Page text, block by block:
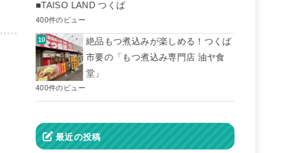
■TAISO LAND つくば
400件のビュー
絶品もつ煮込みが楽しめる！つくば
市要の「もつ煮込み専門店 油ヤ食
堂」
400件のビュー
最近の投稿